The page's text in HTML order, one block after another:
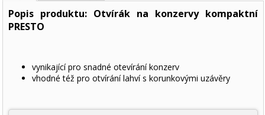
Popis produktu: Otvírák na konzervy kompaktní
PRESTO
vynikající pro snadné otevírání konzerv
vhodné též pro otvírání lahví s korunkovými uzávěry